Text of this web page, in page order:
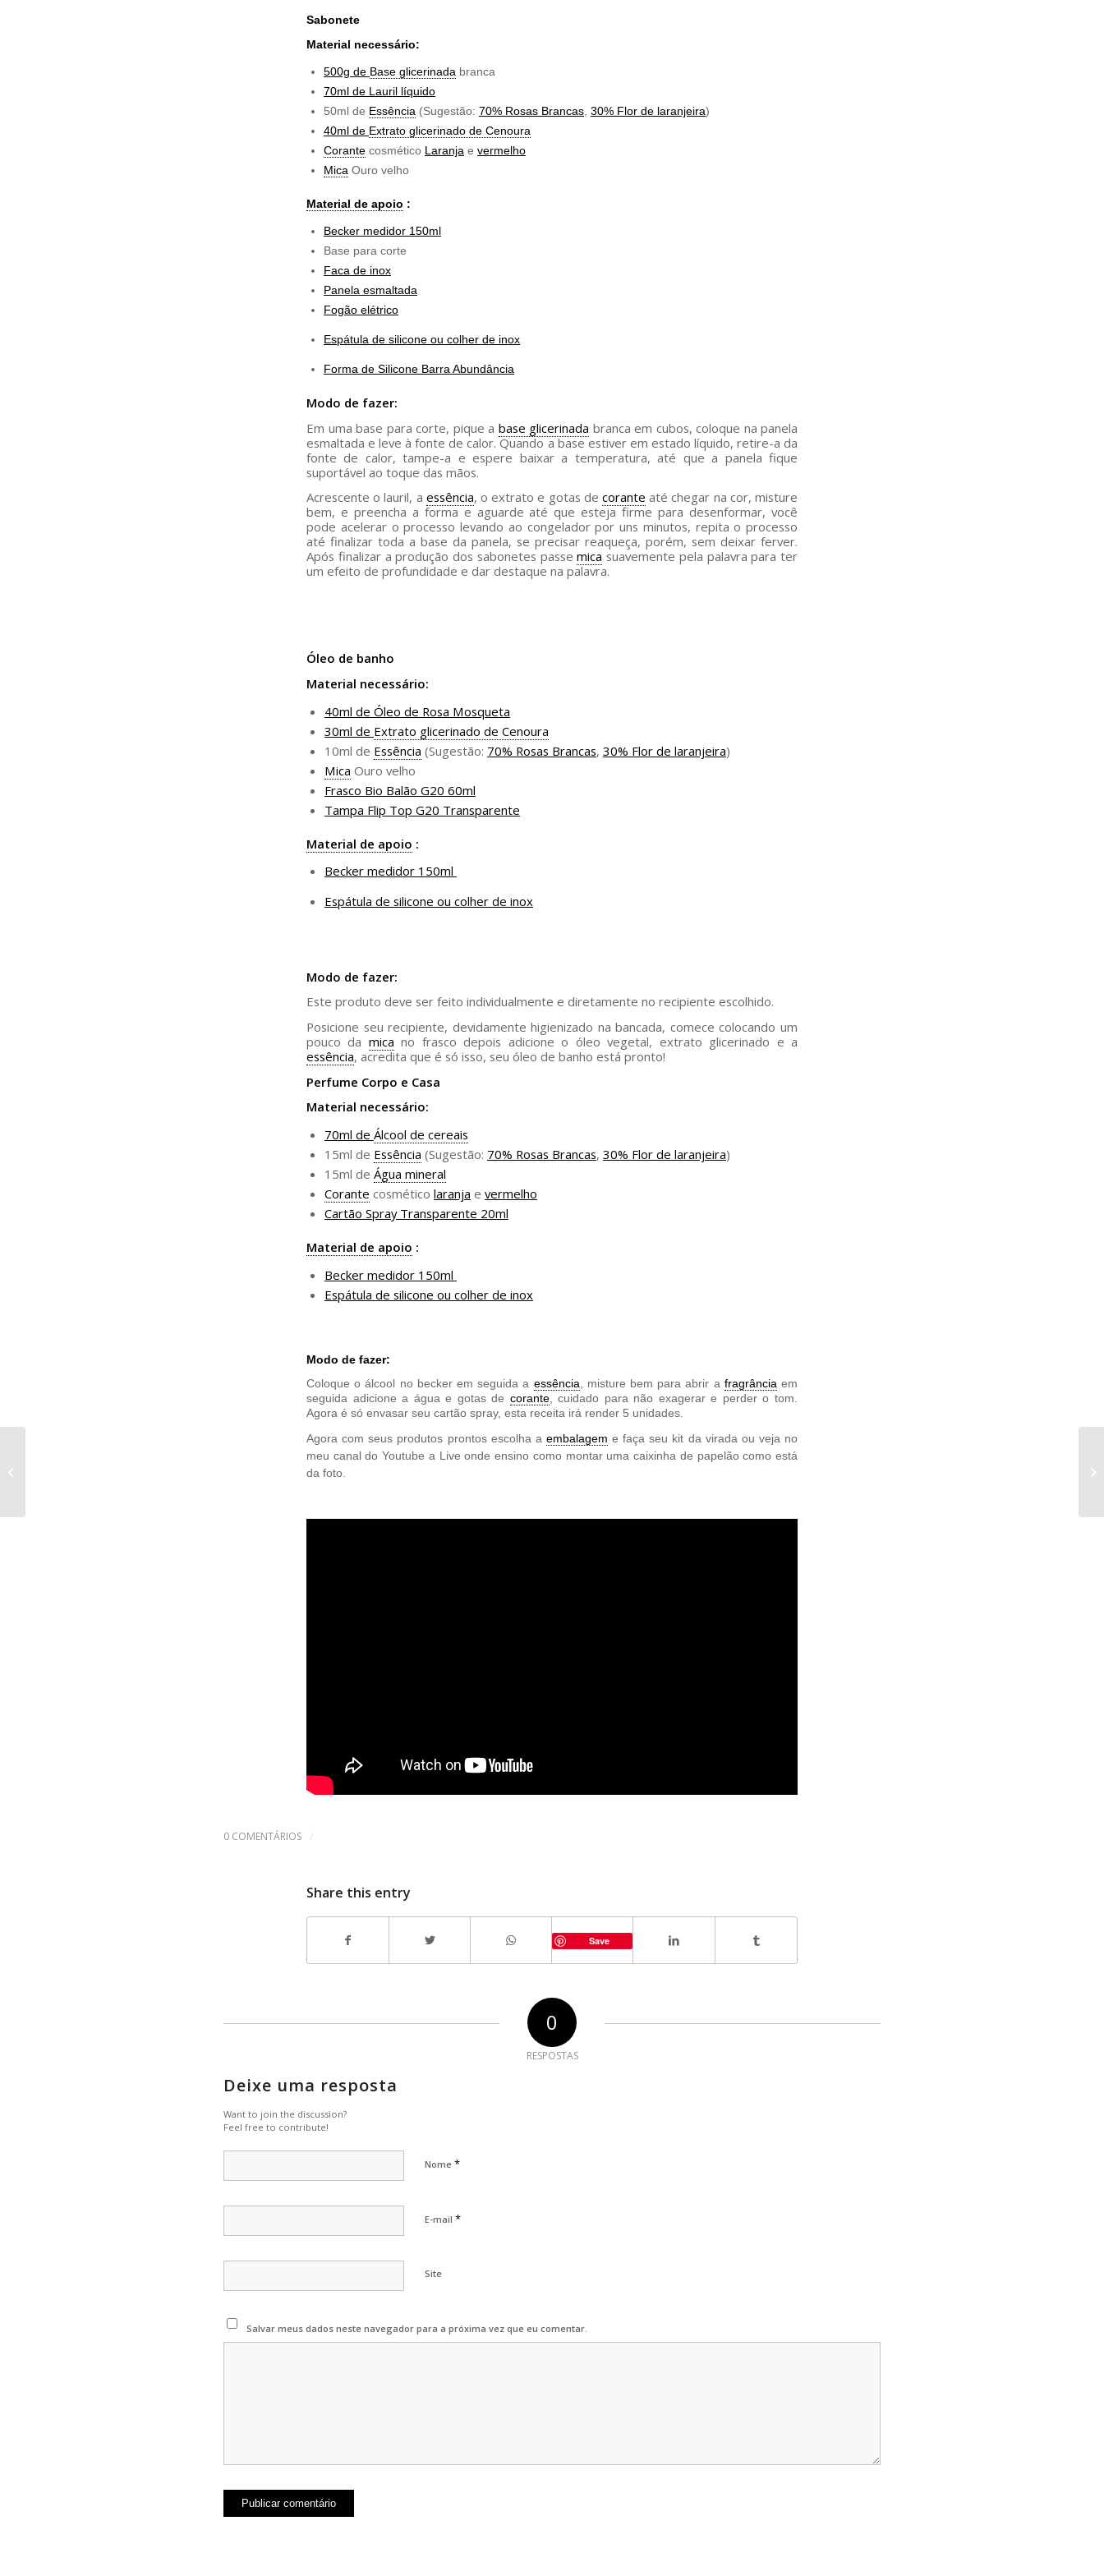
Sabonete
Material necessário:
500g de Base glicerinada branca
70ml de Lauril líquido
50ml de Essência (Sugestão: 70% Rosas Brancas 30% Flor de laranjeira)
40ml de Extrato glicerinado de Cenoura
Corante cosmético Laranja e vermelho
Mica Ouro velho
Material de apoio :
Becker medidor 150ml
Base para corte
Faca de inox
Panela esmaltada
Fogão elétrico
Espátula de silicone ou colher de inox
Forma de Silicone Barra Abundância
Modo de fazer:
Em uma base para corte, pique a base glicerinada branca em cubos, coloque na panela
esmaltada e leve à fonte de calor. Quando a base estiver em estado líquido, retire-a da
fonte de calor, tampe-a e espere baixar a temperatura, até que a panela fique
suportável ao toque das mãos.
Acrescente o lauril, a essência, o extrato e gotas decorante até chegar na cor, misture
bem, e preencha a forma e aguarde até que esteja firme para desenformar, você
pode acelerar o processo levando ao congelador por uns minutos, repita o processo
até finalizar toda a base da panela, se precisar reaqueça, porém, sem deixar ferver.
Após finalizar a produção dos sabonetes passemica suavemente pela palavra para ter
um efeito de profundidade e dar destaque na palavra.
Óleo de banho
Material necessário:
40ml de Óleo de Rosa Mosqueta
30ml de Extrato glicerinado de Cenoura
10ml de Essência (Sugestão: 70% Rosas Brancas, 30% Flor de laranjeira)
Mica Ouro velho
Frasco Bio Balão G20 60ml
Tampa Flip Top G20 Transparente
Material de apoio :
Becker medidor 150ml
Espátula de silicone ou colher de inox
Modo de fazer:
Este produto deve ser feito individualmente e diretamente no recipiente escolhido.
Posicione seu recipiente, devidamente higienizado na bancada, comece colocando um
pouco da mica no frasco depois adicione o óleo vegetal, extrato glicerinado e a
essência, acredita que é só isso, seu óleo de banho está pronto!
Perfume Corpo e Casa
Material necessário:
70ml de Álcool de cereais
15ml de Essência (Sugestão: 70% Rosas Brancas, 30% Flor de laranjeira)
15ml de Água mineral
Corante cosmético laranja e vermelho
Cartão Spray Transparente 20ml
Material de apoio :
Becker medidor 150ml
Espátula de silicone ou colher de inox
Modo de fazer:
Coloque o álcool no becker em seguida a essência, misture bem para abrir a fragrânciaem
seguida adicione a água e gotas de corante, cuidado para não exagerar e perder o tom.
Agora é só envasar seu cartão spray, esta receita irá render 5 unidades.
Agora com seus produtos prontos escolha a embalagem e faça seu kit da virada ou veja no
meu canal do Youtube a Live onde ensino como montar uma caixinha de papelão como está
da foto.
0 COMENTÁRIOS /
Share this entry
Save
0
RESPOSTAS
Deixe uma resposta
Want to join the discussion?
Feel free to contribute!
Nome *
E-mail *
Site
Salvar meus dados neste navegador para a próxima vez que eu comentar.